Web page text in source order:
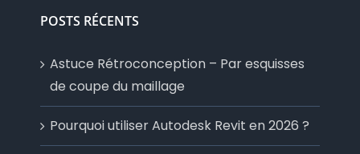
POSTS RÉCENTS
Astuce Rétroconception – Par esquisses
de coupe du maillage
Pourquoi utiliser Autodesk Revit en 2026 ?